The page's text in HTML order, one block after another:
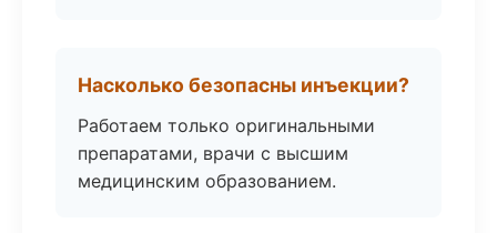
Насколько безопасны инъекции?
Работаем только оригинальными
препаратами, врачи с высшим
медицинским образованием.